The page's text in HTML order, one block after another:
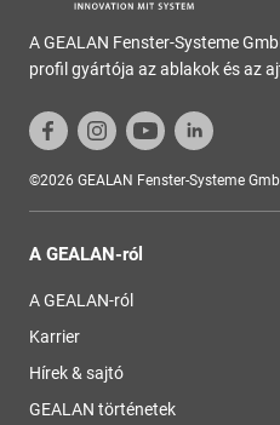
A GEALAN Fenster-Systeme
profil gyártója az ablakok és az
©2026 GEALAN Fenster-Systeme
A GEALAN-ról
A GEALAN-ról
Karrier
Hírek & sajtó
GEALAN történetek